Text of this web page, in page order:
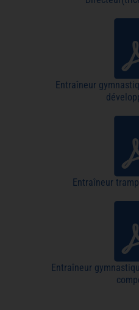
Entraîneur
Entraîneur
Entraîneur